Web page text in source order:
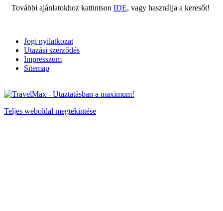
További ajánlatokhoz kattintson IDE, vagy használja a keresőt!
Jogi nyilatkozat
Utazási szerződés
Impresszum
Sitemap
Teljes weboldal megtekintése